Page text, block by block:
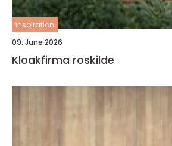
inspiration
09. June 2026
Kloakfirma roskilde